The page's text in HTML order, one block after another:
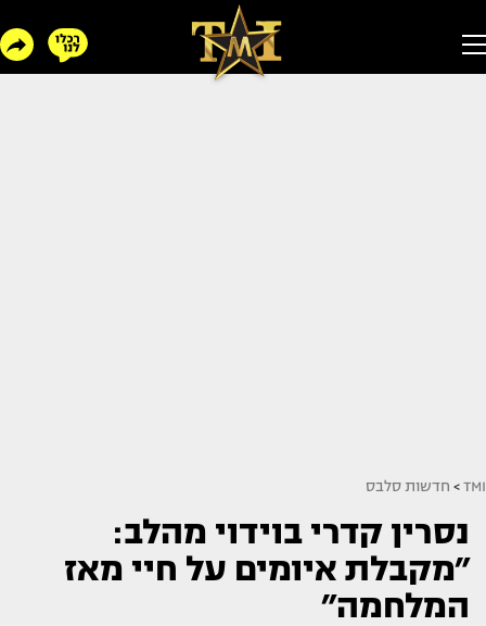
TMI
> חדשות סלבס
נסרין קדרי בוידוי מהלב:
״מקבלת איומים על חיי מאז
המלחמה״